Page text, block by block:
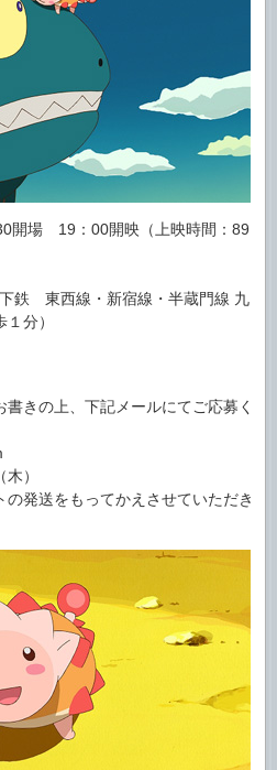
開場 19：00開映（上映時間：89
鉄 東西線・新宿線・半蔵門線 九
分）
きの上、下記メールにてご応募く
）
発送をもってかえさせていただき